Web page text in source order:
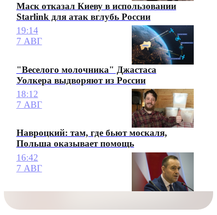
Маск отказал Киеву в использовании
Starlink для атак вглубь России
19:14
7 АВГ
"Веселого молочника" Джастаса
Уолкера выдворяют из России
18:12
7 АВГ
Навроцкий: там, где бьют москаля,
Польша оказывает помощь
16:42
7 АВГ